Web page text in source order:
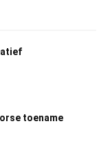
toename